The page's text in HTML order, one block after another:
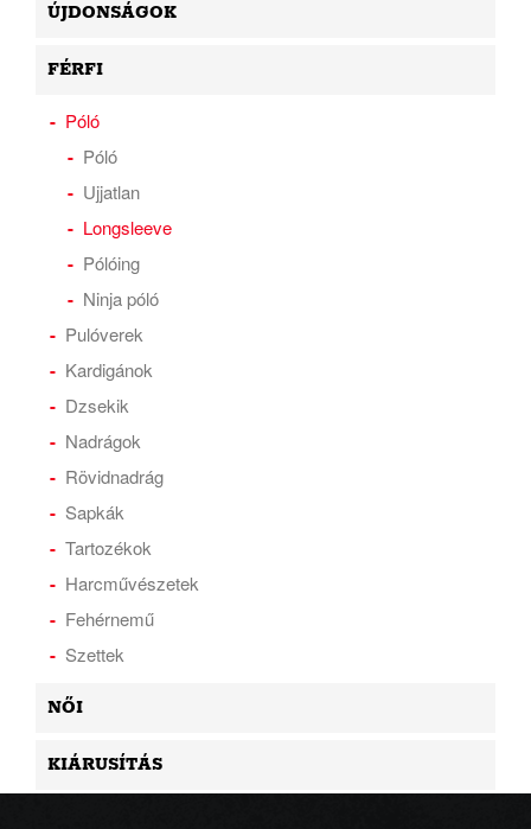
ÚJDONSÁGOK
FÉRFI
Póló
Póló
Ujjatlan
Longsleeve
Pólóing
Ninja póló
Pulóverek
Kardigánok
Dzsekik
Nadrágok
Rövidnadrág
Sapkák
Tartozékok
Harcművészetek
Fehérnemű
Szettek
NŐI
KIÁRUSÍTÁS